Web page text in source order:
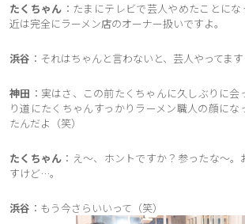
たくちゃん ：たまにテレビで芸人やめたことに
近は完全にラーメン店のオーナー扱いですよ。
浜谷 ：それはちゃんと言わないと、芸人やってます
神田 ：実はさ、この前たくちゃんに久しぶりに
り道にたくちゃんすっかりラーメン職人の顔にな
たんだよ（笑）
たくちゃん ：え〜、ホントですか？参ったな〜
すけど…。
浜谷 ：もう今さらいいって（笑）